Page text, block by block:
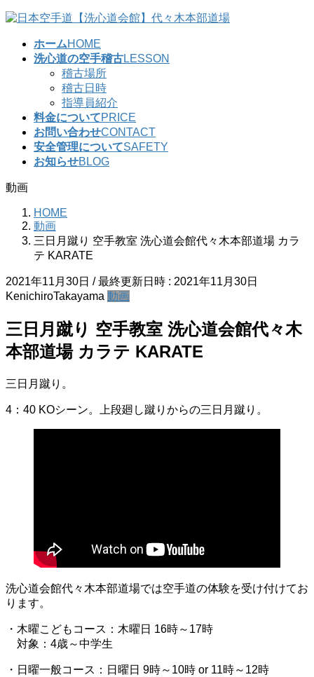
コ
ナ
ホームHOME
洗心道の空手稽古LESSON
稽古場所
稽古日時
指導員紹介
料金についてPRICE
お問い合わせCONTACT
安全管理についてSAFETY
お知らせBLOG
動画
HOME
動画
三日月蹴り 空手教室 洗心道会館代々木本部道場 カラ
テ KARATE
2021年11月30日 / 最終更新日時 : 2021年11月30日
KenichiroTakayama 動画
三日月蹴り 空手教室 洗心道会館代々木
本部道場 カラテ KARATE
三日月蹴り。
4：40 KOシーン。上段廻し蹴りからの三日月蹴り。
洗心道会館代々木本部道場では空手道の体験を受け付けてお
ります。
・木曜こどもコース：木曜日 16時～17時
対象：4歳～中学生
・日曜一般コース：日曜日 9時～10時 or 11時～12時